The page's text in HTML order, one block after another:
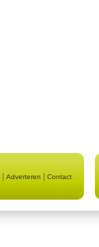
Adverteren Contact